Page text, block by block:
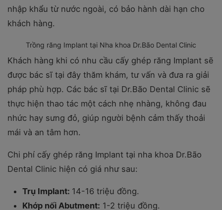
nhập khẩu từ nước ngoài, có bảo hành dài hạn cho
khách hàng.
Trồng răng Implant tại Nha khoa Dr.Bão Dental Clinic
Khách hàng khi có nhu cầu cấy ghép răng Implant sẽ
được bác sĩ tại đây thăm khám, tư vấn và đưa ra giải
pháp phù hợp. Các bác sĩ tại Dr.Bão Dental Clinic sẽ
thực hiện thao tác một cách nhẹ nhàng, không đau
nhức hay sưng đỏ, giúp người bệnh cảm thấy thoải
mái và an tâm hơn.
Chi phí cấy ghép răng Implant tại nha khoa Dr.Bão
Dental Clinic hiện có giá như sau:
Trụ Implant: 14-16 triệu đồng.
Khớp nối Abutment: 1-2 triệu đồng.